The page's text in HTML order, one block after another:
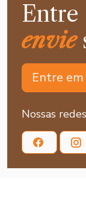
Entre
envie
Entre
Nossas